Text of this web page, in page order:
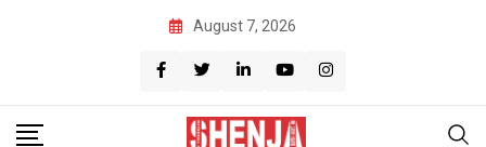
August 7, 2026